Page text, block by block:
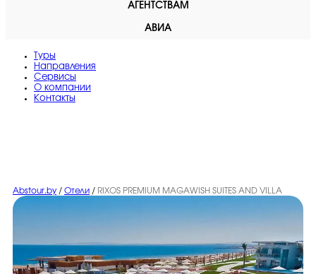
АГЕНТСТВАМ
АВИА
Туры
Направления
Сервисы
O компании
Контакты
Abstour.by / Отели / RIXOS PREMIUM MAGAWISH SUITES AND VILLA